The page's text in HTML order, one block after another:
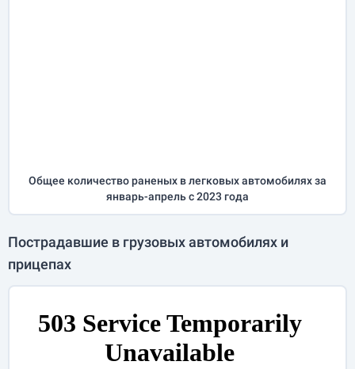
Общее количество раненых в легковых автомобилях за
январь-апрельс 2023 года
Пострадавшие в грузовых автомобилях и
прицепах